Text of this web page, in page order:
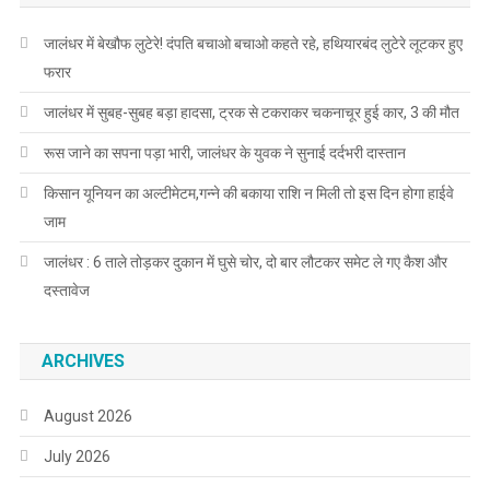
जालंधर में बेखौफ लुटेरे! दंपति बचाओ बचाओ कहते रहे, हथियारबंद लुटेरे लूटकर हुए
फरार
जालंधर में सुबह-सुबह बड़ा हादसा, ट्रक से टकराकर चकनाचूर हुई कार, 3 की मौत
रूस जाने का सपना पड़ा भारी, जालंधर के युवक ने सुनाई दर्दभरी दास्तान
किसान यूनियन का अल्टीमेटम,गन्ने की बकाया राशि न मिली तो इस दिन होगा हाईवे
जाम
जालंधर : 6 ताले तोड़कर दुकान में घुसे चोर, दो बार लौटकर समेट ले गए कैश और
दस्तावेज
ARCHIVES
August 2026
July 2026